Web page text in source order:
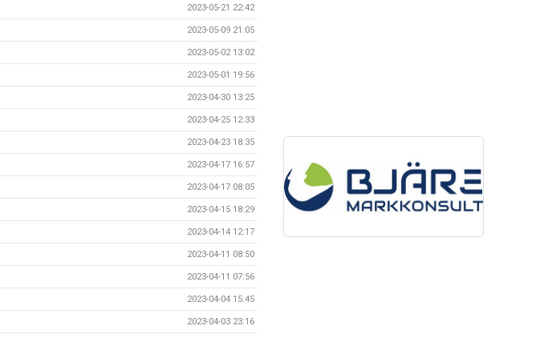
2023-05-21 22:42
2023-05-09 21:05
2023-05-02 13:02
2023-05-01 19:56
2023-04-30 13:25
2023-04-25 12:33
2023-04-23 18:35
2023-04-17 16:57
2023-04-17 08:05
2023-04-15 18:29
2023-04-14 12:17
2023-04-11 08:50
2023-04-11 07:56
2023-04-04 15:45
2023-04-03 23:16